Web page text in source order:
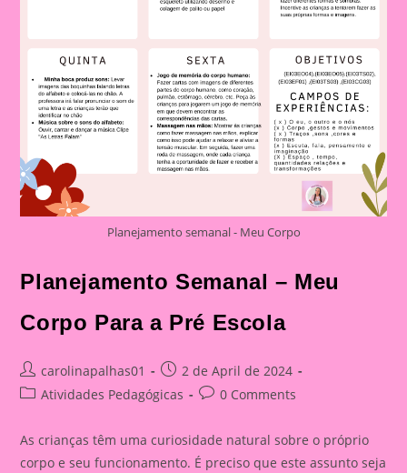
Planejamento semanal - Meu Corpo
Planejamento Semanal – Meu
Corpo Para a Pré Escola
Post
author:
carolinapalhas01
Post
published:
2 de April de 2024
PostAtividades Pedagógicas
Post0 Comments
As crianças têm uma curiosidade natural sobre o próprio
corpo e seu funcionamento. É preciso que este assunto seja